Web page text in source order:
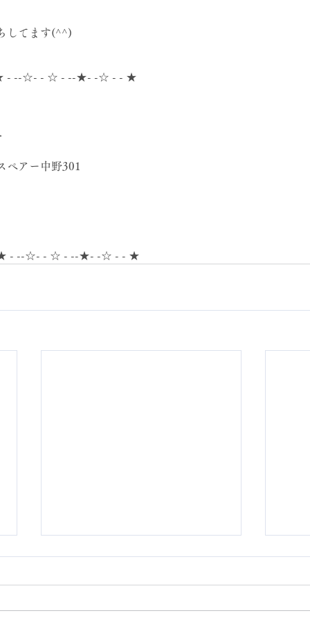
してます(^^)
- --☆- - ☆ - --★- -☆ - - ★
ペアー中野301
- --☆- - ☆ - --★- -☆ - - ★